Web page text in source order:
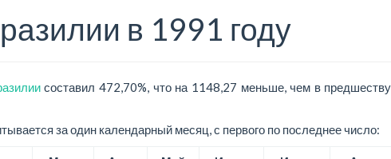
в 1991 году
составил 472,70%, что на 1148,27 меньше, чем в
за один календарный месяц, с первого по последнее число: